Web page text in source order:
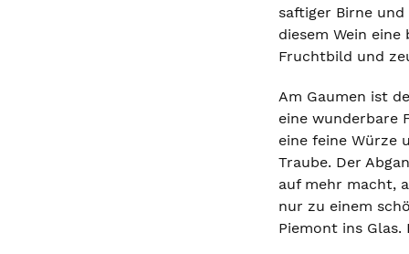
saftiger Birne
diesem Wein
Fruchtbild und
Am Gaumen ist
eine wunderbare
eine feine Würze
Traube. Der
auf mehr macht,
nur zu einem
Piemont ins